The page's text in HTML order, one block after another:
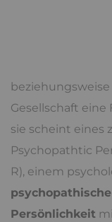
Gesellschaft
sie scheint eines
Psychopathtic
R), einem
Persönlichkeit